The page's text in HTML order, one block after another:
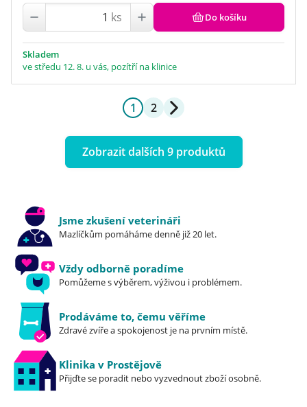
ks Do košíku
Skladem
ve středu 12. 8. u vás, pozítří na klinice
1 2
Zobrazit dalších 9 produktů
Jsme zkušení veterináři
Mazlíčkům pomáháme denně již 20 let.
Vždy odborně poradíme
Pomůžeme s výběrem, výživou i problémem.
Prodáváme to, čemu věříme
Zdravé zvíře a spokojenost je na prvním místě.
Klinika v Prostějově
Přijďte se poradit nebo vyzvednout zboží osobně.